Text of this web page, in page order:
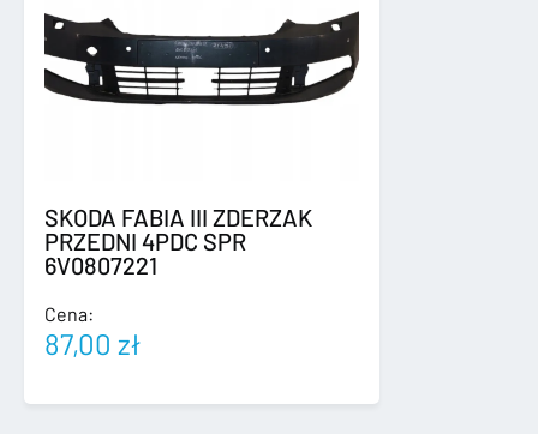
SKODA FABIA III ZDERZAK
PRZEDNI 4PDC SPR
6V0807221
Cena:
87,00 zł